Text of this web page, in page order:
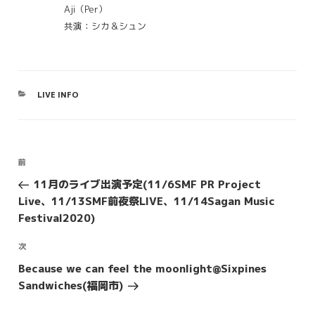
Aji（Per）
共演：シカ＆シュン
カ
LIVE INFO
投
ナ
ビ
ー
シ
ョ
前
投
稿
前
11月のライブ出演予定(11/6SMF PR Project
Live、11/13SMF前夜祭LIVE、11/14Sagan Music
Festival2020)
次
投
稿
次
Because we can feel the moonlight@Sixpines
Sandwiches(福岡市)